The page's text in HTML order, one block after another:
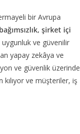
bir Avrupa
bağımsızlık, şirket içi
ve güvenilir
yapay zekâya ve
ve güvenlik üzerinde
ve müşteriler, iş